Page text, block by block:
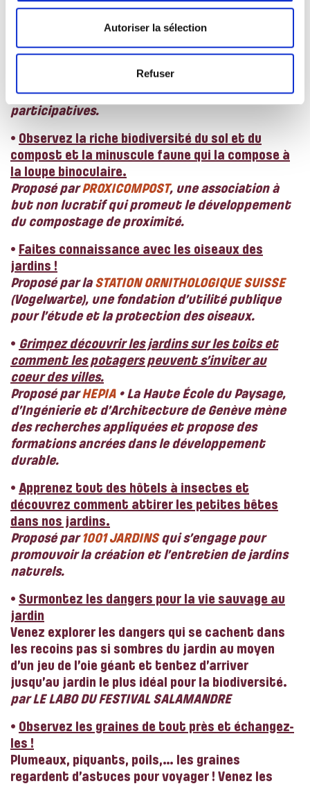
Autoriser la sélection
Refuser
qui, inlassablement, remontent à la surface dans
Proposé parOBJECTIF SCIENCE INTERNATIONAL
pour sensibiliser les jeunes et les adultes au
développement durable et aux sciences
participatives.
• Observez la riche biodiversité du sol et du
compost et la minuscule faune qui la compose à
la loupe binoculaire.
Proposé parPROXICOMPOST, une association à
but non lucratif qui promeut le développement
du compostage de proximité.
• Faites connaissance avec les oiseaux des
jardins !
Proposé par la STATION ORNITHOLOGIQUE SUISSE
(Vogelwarte), une fondation d’utilité publique
pour l’étude et la protection des oiseaux.
• Grimpez découvrir les jardins sur les toits et
comment les potagers peuvent s’inviter au
coeur des villes.
Proposé parHEPIA• La Haute École du Paysage,
d’Ingénierie et d’Architecture de Genève mène
des recherches appliquées et propose des
formations ancrées dans le développement
durable.
• Apprenez tout des hôtels à insectes et
découvrez comment attirer les petites bêtes
dans nos jardins.
Proposé par1001 JARDINSqui s’engage pour
promouvoir la création et l’entretien de jardins
naturels.
• Surmontez les dangers pour la vie sauvage au
jardin
Venez explorer les dangers qui se cachent dans
les recoins pas si sombres du jardin au moyen
d’un jeu de l’oie géant et tentez d’arriver
jusqu’au jardin le plus idéal pour la biodiversité.
par LE LABO DU FESTIVAL SALAMANDRE
• Observez les graines de tout près et échangez-
les !
Plumeaux, piquants, poils,… les graines
regardent d’astuces pour voyager ! Venez les